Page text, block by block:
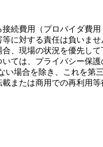
続費用（プロバイダ費
に対する責任は負いませ
、現場の状況を優先して
ては、プライバシー保
場合を除き、これを第
または商用での再利用等